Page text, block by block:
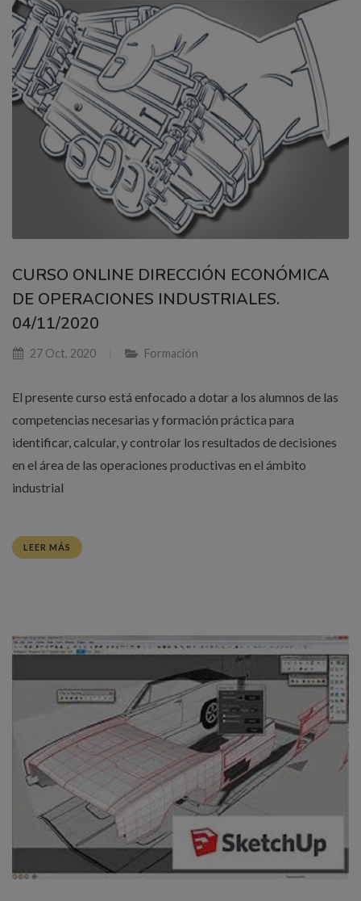
CURSO ONLINE DIRECCIÓN ECONÓMICA
DE OPERACIONES INDUSTRIALES.
04/11/2020
27 Oct, 2020 Formación
El presente curso está enfocado a dotar a los alumnos de las
competencias necesarias y formación práctica para
identificar, calcular, y controlar los resultados de decisiones
en el área de las operaciones productivas en el ámbito
industrial
LEER MÁS